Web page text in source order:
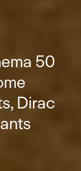
50
Dirac